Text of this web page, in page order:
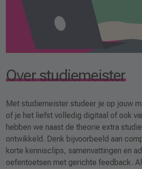
Over studiemeister
Met studiemeister studeer je op jouw
of je het liefst volledig digitaal of ook
hebben we naast de theorie extra
ontwikkeld. Denk bijvoorbeeld aan
korte kennisclips, samenvattingen en
oefentoetsen met gerichte feedback.